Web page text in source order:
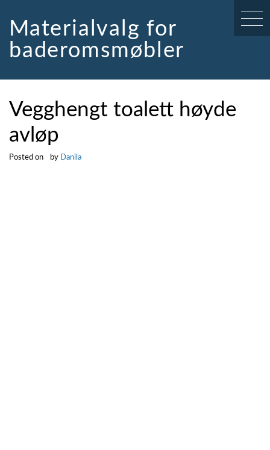
contentMaterialvalg for
baderomsmøbler
Vegghengt toalett høyde
avløp
Posted on by Danila